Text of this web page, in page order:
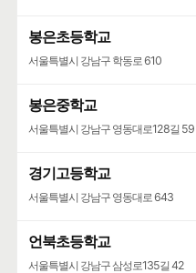
봉은초등학교
서울특별시 강남구 학동로 610
봉은중학교
서울특별시 강남구 영동대로128길 59
경기고등학교
서울특별시 강남구 영동대로 643
언북초등학교
서울특별시 강남구 삼성로135길 42